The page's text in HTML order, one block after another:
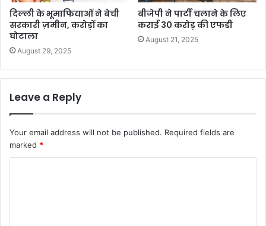
दिल्ली के भूमाफियाओं ने बेची
सरकारी ज़मीन, करोड़ों का
घोटाला
August 29, 2025
बीजेपी ने पार्टी चलाने के लिए
कराई 30 करोड़ की एफडी
August 21, 2025
Leave a Reply
Your email address will not be published. Required fields are
marked *